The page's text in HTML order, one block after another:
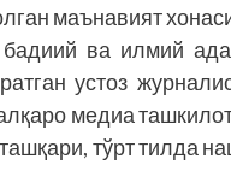
маънавият
бадиий ва илмий
устоз
медиа
тўрт тилда